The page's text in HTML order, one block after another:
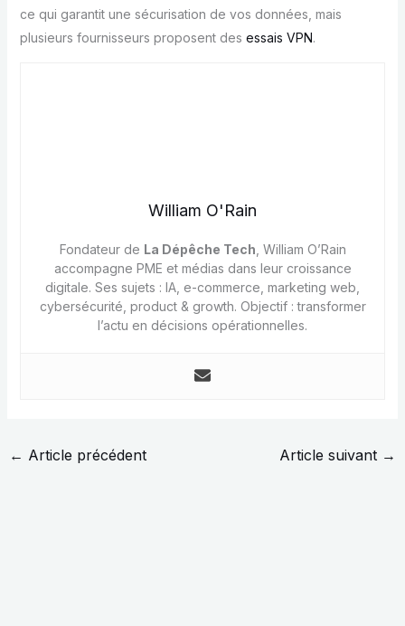
ce qui garantit une sécurisation de vos données, mais
plusieurs fournisseurs proposent des essais VPN.
William O'Rain
Fondateur de La Dépêche Tech , William O’Rain
accompagne PME et médias dans leur croissance
digitale. Ses sujets : IA, e-commerce, marketing web,
cybersécurité, product & growth. Objectif : transformer
l’actu en décisions opérationnelles.
← Article précédent Article suivant →